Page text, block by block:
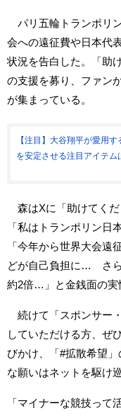
パリ五輪トランポリ
会への遠征費や日本代
状況を告白した。「助
の支援を募り、ファン
が集まっている。
【注目】大谷翔平が愛用
を安定させる注目アイテム
森はXに「助けてくだ
「私はトランポリン日
「今年から世界大会遠
どが自己負担に… さら
約2倍…」と金銭面の実
続けて「スポンサー
していただける方、ぜ
びかけ、「#拡散希望
な願いはネットを駆け
「マイナーな競技って